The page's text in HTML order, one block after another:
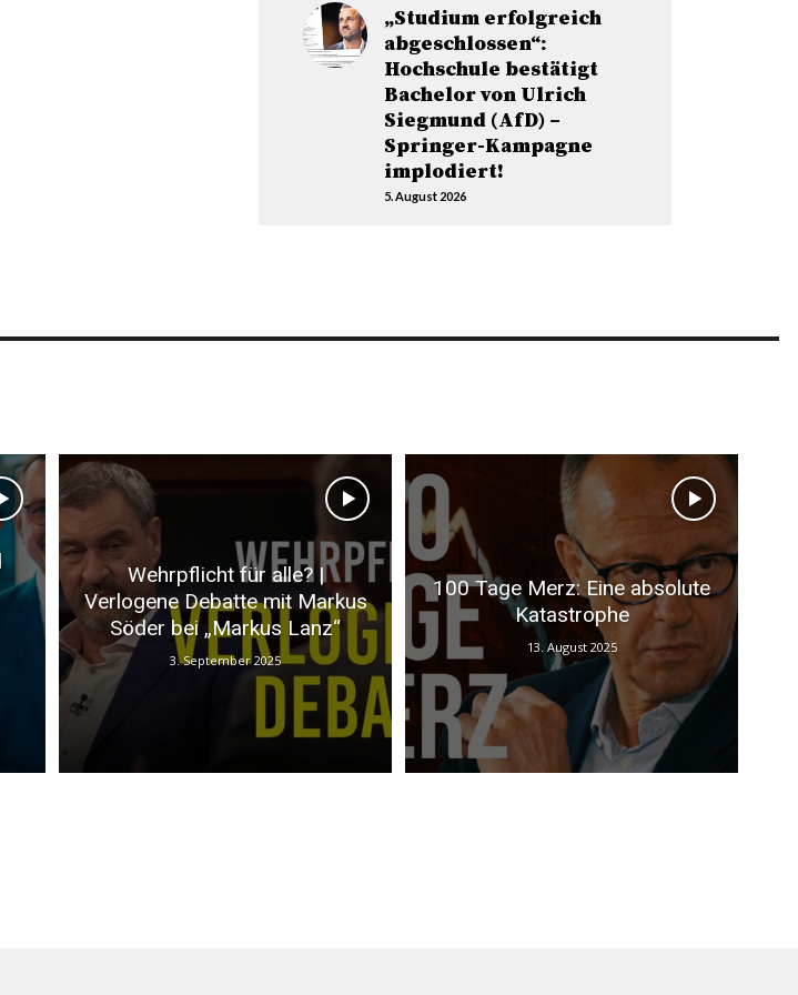
„Studium erfolgreich
abgeschlossen“:
Hochschule bestätigt
Bachelor von Ulrich
Siegmund (AfD) –
Springer-Kampagne
implodiert!
5. August 2026
Wehrpflicht für alle? |
Verlogene Debatte mit Markus
Söder bei „Markus Lanz“
3. September 2025
100 Tage Merz: Eine absolute
Katastrophe
13. August 2025